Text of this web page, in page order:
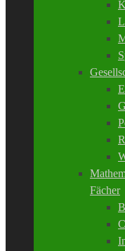
Fächer